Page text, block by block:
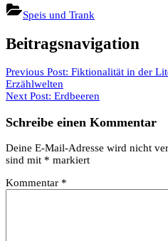
Speis und Trank
Beitragsnavigation
Previous Post: Fiktionalität in der
Erzählwelten
Next Post: Erdbeeren
Schreibe einen Kommentar
Deine E-Mail-Adresse wird nicht
sind mit * markiert
Kommentar *